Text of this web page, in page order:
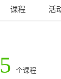
课程 活
5 个课程